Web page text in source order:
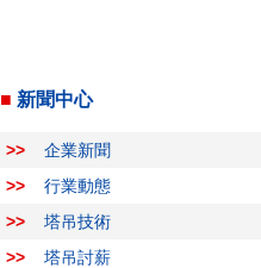
■ 新聞中心
>>
企業新聞
>>
行業動態
>>
塔吊技術
>>
塔吊討薪